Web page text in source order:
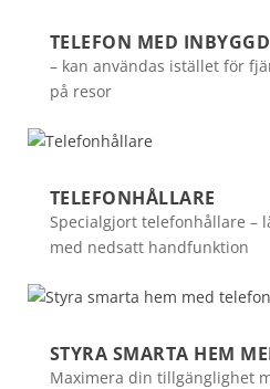
TELEFON MED
– kan användas istället för
på resor
TELEFONHÅLLARE
Specialgjort telefonhållare –
med nedsatt handfunktion
STYRA SMARTA HEM
Maximera din tillgänglighet